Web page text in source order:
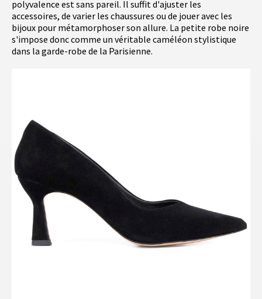
polyvalence est sans pareil. Il suffit d'ajuster les
accessoires, de varier les chaussures ou de jouer avec les
bijoux pour métamorphoser son allure. La petite robe noire
s'impose donc comme un véritable caméléon stylistique
dans la garde-robe de la Parisienne.